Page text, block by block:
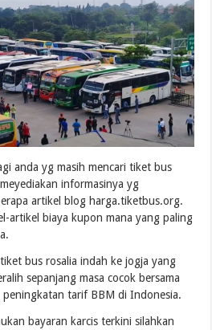
anda yg masih mencari tiket bus
informasinya yg
artikel blog harga.tiketbus.org.
artikel biaya kupon mana yang paling
bus rosalia indah ke jogja yang
sepanjang masa cocok bersama
peningkatan tarif BBM di Indonesia.
bayaran karcis terkini silahkan